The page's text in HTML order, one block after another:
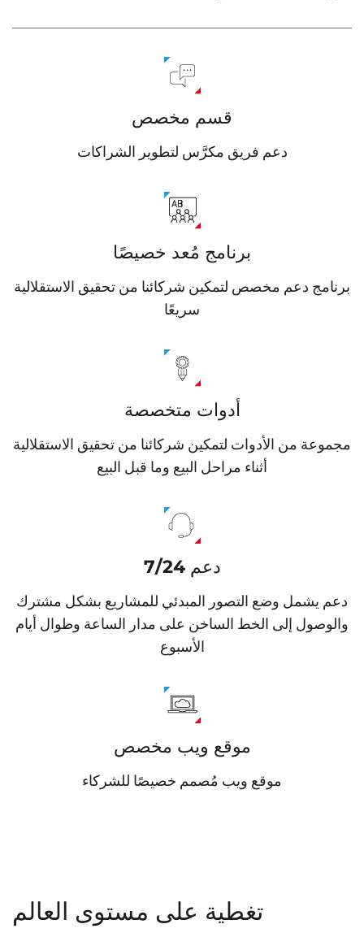
قسم مخصص
دعم فريق مكرَّس لتطوير الشراكات
برنامج مُعد خصيصًا
دعم مخصص لتمكين شركائنا من تحقيق الاستقلالية
سريعًا
أدوات متخصصة
من الأدوات لتمكين شركائنا من تحقيق الاستقلالية
أثناء مراحل البيع وما قبل البيع
دعم 24‏/7
يشمل وضع التصور المبدئي للمشاريع بشكل مشترك
إلى الخط الساخن على مدار الساعة وطوال أيام
الأسبوع
موقع ويب مخصص
موقع ويب مُصمم خصيصًا للشركاء
تغطية على مستوى العالم